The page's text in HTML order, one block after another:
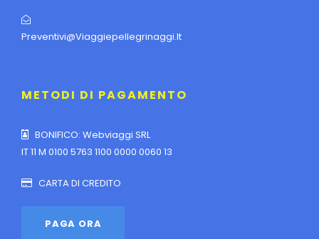
Preventivi@viaggiepellegrinaggi.it
METODI DI PAGAMENTO
BONIFICO: Webviaggi SRL
IT 11 M 0100 5763 1100 0000 0060 13
CARTA DI CREDITO